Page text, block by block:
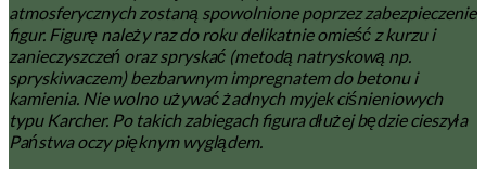
atmosferycznych zostaną spowolnione poprzez zabezpieczenie
figur. Figurę należy raz do roku delikatnie omieść z kurzu i
zanieczyszczeń oraz spryskać (metodą natryskową np.
spryskiwaczem) bezbarwnym impregnatem do betonu i
kamienia. Nie wolno używać żadnych myjek ciśnieniowych
typu Karcher. Po takich zabiegach figura dłużej będzie cieszyła
Państwa oczy pięknym wyglądem.